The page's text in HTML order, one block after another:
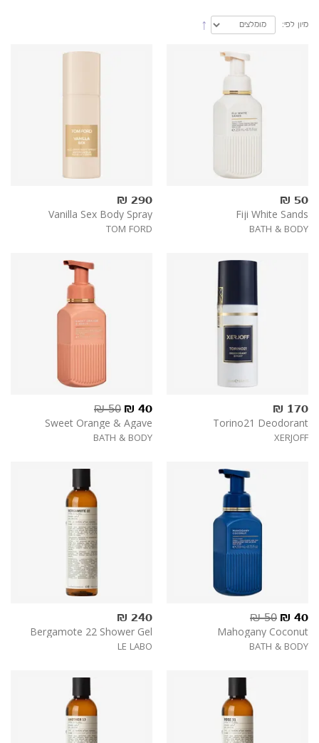
מיון לפי:
50 ₪
Fiji White Sands
BATH & BODY
290 ₪
Vanilla Sex Body Spray
TOM FORD
170 ₪
Torino21 Deodorant
XERJOFF
40
₪
50 ₪
Sweet Orange & Agave
BATH & BODY
40
₪
50 ₪
Mahogany Coconut
BATH & BODY
240 ₪
Bergamote 22 Shower Gel
LE LABO